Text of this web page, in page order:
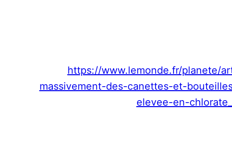
https://www.lemonde.fr/planete/
massivement-des-canettes-et-
elevee-en-